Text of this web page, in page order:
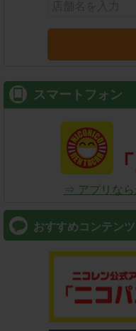
スマートフォン
⇒ アプリなら
おすすめコンテンツ